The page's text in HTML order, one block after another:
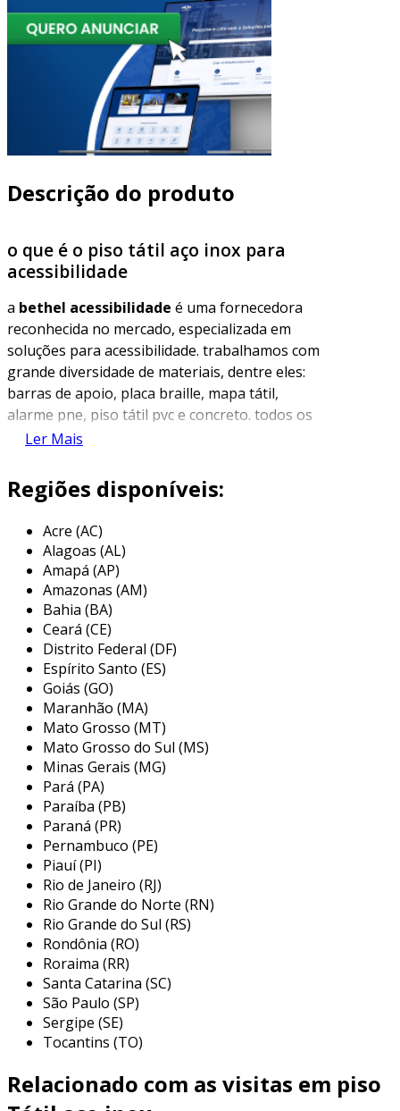
Descrição do produto
o que é o piso tátil aço inox para
acessibilidade
a bethel acessibilidade é uma fornecedora
reconhecida no mercado, especializada em
soluções para acessibilidade. trabalhamos com
grande diversidade de materiais, dentre eles:
barras de apoio, placa braille, mapa tátil,
alarme pne, piso tátil pvc e concreto. todos os
nossos produtos são de alta durabilidade e
suporte e instalação própria, treinada para
atender à legislação e às necessidades
específicas de cada cliente.
o piso tátil aço inox para acessibilidade é uma
solução projetada para orientar e alertar
pessoas com deficiência visual em ambientes
públicos e privados. este tipo de piso,
conhecido como piso bolinha ou piso moeda, é
altamente resistente e ideal para locais com
grande circulação ou exposição ao clima, como
estações, calçadas e escadas. além de garantir
acessibilidade, o piso tátil inox oferece
durabilidade, estética moderna e fácil
manutenção, seguindo as normas da
16537.
esse produto é especialmente benéfico para
pessoas cegas ou com baixa visão, que utilizam
bengalas ou o tato dos pés para se orientar
com segurança. o relevo e o contraste
proporcionados pelo piso tátil inox ajudam na
mobilidade e na prevenção de acidentes,
tornando-o uma escolha ideal para diversos
públicos, incluindo idosos e pessoas com
mobilidade reduzida.
o piso tátil inox é fabricado em aço inox 304,
desgaste. a base pode ser feita de pvc ou
termoplástico, garantindo uma fixação segura.
Ler Mais
Regiões disponíveis:
Acre (AC)
Alagoas (AL)
Amapá (AP)
Amazonas (AM)
Bahia (BA)
Ceará (CE)
Distrito Federal (DF)
Espírito Santo (ES)
Goiás (GO)
Maranhão (MA)
Mato Grosso (MT)
Mato Grosso do Sul (MS)
Minas Gerais (MG)
Pará (PA)
Paraíba (PB)
Paraná (PR)
Pernambuco (PE)
Piauí (PI)
Rio de Janeiro (RJ)
Rio Grande do Norte (RN)
Rio Grande do Sul (RS)
Rondônia (RO)
Roraima (RR)
Santa Catarina (SC)
São Paulo (SP)
Sergipe (SE)
Tocantins (TO)
Relacionado com as visitas em piso